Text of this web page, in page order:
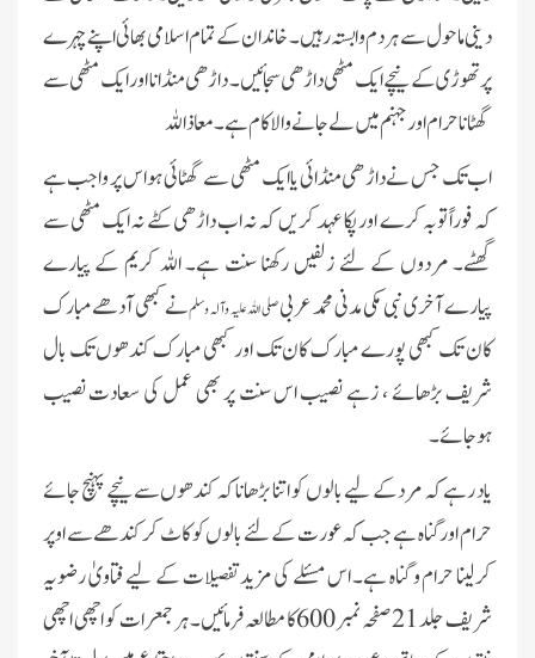
دینی ماحول سے ہر دم وابستہ رہیں۔ خاندان کے تمام اسلامی بھائی اپنے چہرے
پرتھوڑی کے نیچے ایک مٹھی داڑھی سجائیں۔ داڑھی منڈانا اور ایک مٹھی سے
گھٹانا حرام اور جہنم میں لے جانے والا کام ہے۔ معا ذا للہ
اب تک جس نے داڑ ھی منڈائی یا ایک مٹھی سے گھٹائی ہو اس پر واجب ہے
کہ فوراً توبہ کرے اور پکا عہد کر یں کہ نہ اب داڑھی کٹے نہ ایک مٹھی سے
گھٹے۔ مردوں کے لئے زلفیں رکھنا سنت ہے۔ اللہ کریم کے پیارے
پیارے آخری نبی مکی مدنی محمد عربیصلی اللہ علیہ وآلہ وسلمنے کبھی آدھے مبارک
کان تک کبھی پورے مبارک کان تک اور کبھی مبارک کندھوں تک بال
شریف بڑھائے ، زہے نصیب اس سنت پر بھی عمل کی سعادت نصیب
ہوجائے۔
یاد رہے کہ مرد کے لیے بالوں کو اتنا بڑھانا کہ کندھوں سے نیچے پہنچ جائے
حرام اور گناہ ہے جب کہ عورت کے لئے بالوں کو کاٹ کر کندھے سے اوپر
کرلینا حرام و گناہ ہے۔ اس مسئلے کی مزید تفصیلات کے لیے فتاویٰ رضویہ
شریف جلد 21 صفحہ نمبر 600کا مطالعہ فرمائیں۔ ہر جمعرات کو اچھی اچھی